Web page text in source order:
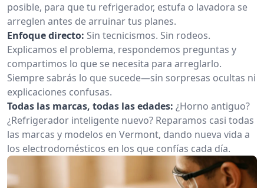
posible, para que tu refrigerador, estufa o lavadora se
arreglen antes de arruinar tus planes.
Enfoque directo: Sin tecnicismos. Sin rodeos.
Explicamos el problema, respondemos preguntas y
compartimos lo que se necesita para arreglarlo.
Siempre sabrás lo que sucede—sin sorpresas ocultas ni
explicaciones confusas.
Todas las marcas, todas las edades: ¿Horno antiguo?
¿Refrigerador inteligente nuevo? Reparamos casi todas
las marcas y modelos en Vermont, dando nueva vida a
los electrodomésticos en los que confías cada día.